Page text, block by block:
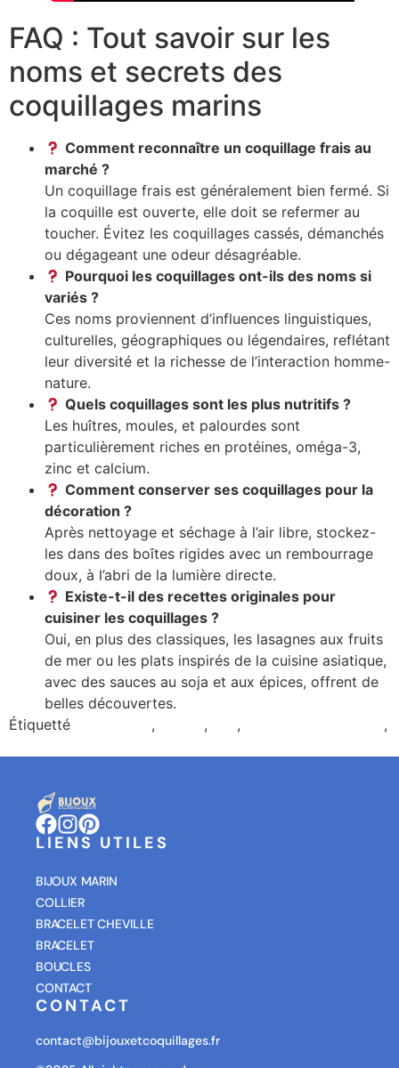
FAQ : Tout savoir sur les
noms et secrets des
coquillages marins
Comment reconnaître un coquillage frais au
marché ?
Un coquillage frais est généralement bien fermé. Si
la coquille est ouverte, elle doit se refermer au
toucher. Évitez les coquillages cassés, démanchés
ou dégageant une odeur désagréable.
Pourquoi les coquillages ont-ils des noms si
variés ?
Ces noms proviennent d’influences linguistiques,
culturelles, géographiques ou légendaires, reflétant
leur diversité et la richesse de l’interaction homme-
nature.
Quels coquillages sont les plus nutritifs ?
Les huîtres, moules, et palourdes sont
particulièrement riches en protéines, oméga-3,
zinc et calcium.
Comment conserver ses coquillages pour la
décoration ?
Après nettoyage et séchage à l’air libre, stockez-
les dans des boîtes rigides avec un rembourrage
doux, à l’abri de la lumière directe.
Existe-t-il des recettes originales pour
cuisiner les coquillages ?
Oui, en plus des classiques, les lasagnes aux fruits
de mer ou les plats inspirés de la cuisine asiatique,
avec des sauces au soja et aux épices, offrent de
belles découvertes.
Étiquetté
, , ,
,
LIENS UTILES
BIJOUX MARIN
COLLIER
BRACELET CHEVILLE
BRACELET
BOUCLES
CONTACT
CONTACT
contact@bijouxetcoquillages.fr